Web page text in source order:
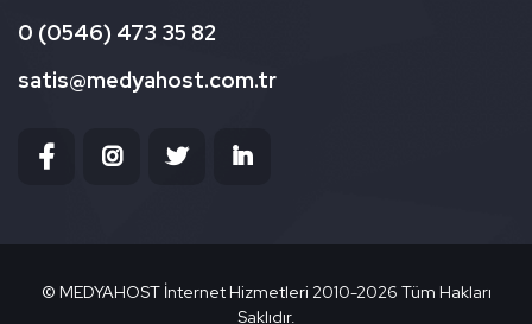
0 (0546) 473 35 82
satis@medyahost.com.tr
© MEDYAHOST İnternet Hizmetleri 2010-2026 Tüm Hakları
Saklıdır.